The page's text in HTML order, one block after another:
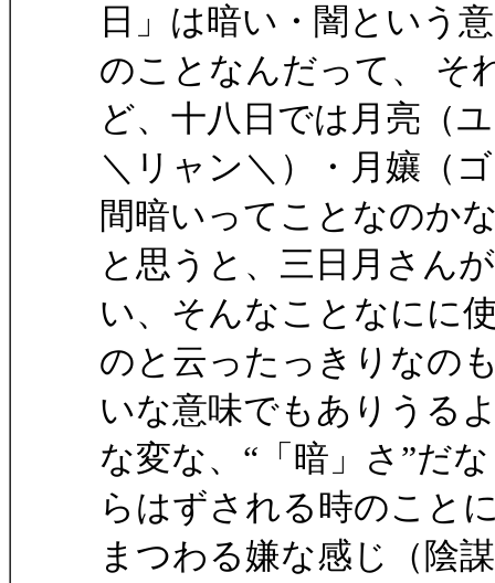
日」は暗い・闇という
のことなんだって、 そ
ど、十八日では月亮（
＼リャン＼）・月孃（
間暗いってことなのか
と思うと、三日月さん
い、そんなことなにに
のと云ったっきりなの
いな意味でもありうる
な変な、“「暗」さ”だ
らはずされる時のこと
まつわる嫌な感じ（陰